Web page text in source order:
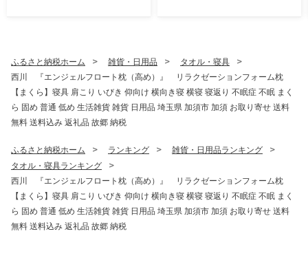
いちご ストロベリー 苺ジャ
ム いちご 好きのための いち
ご
ふるさと納税ホーム 雑貨・日用品
タオル・寝具
西川 『エンジェルフロート枕（高め）』 リラクゼーションフォーム枕
【まくら】寝具 肩こり いびき 仰向け 横向き寝 横寝 寝返り 不眠症 不眠 まく
ら 固め 普通 低め 生活雑貨 雑貨 日用品 埼玉県 加須市 加須 お取り寄せ 送料
無料 送料込み 返礼品 故郷 納税
ふるさと納税ホーム ランキング
雑貨・日用品ランキング
タオル・寝具ランキング
西川 『エンジェルフロート枕（高め）』 リラクゼーションフォーム枕
【まくら】寝具 肩こり いびき 仰向け 横向き寝 横寝 寝返り 不眠症 不眠 まく
ら 固め 普通 低め 生活雑貨 雑貨 日用品 埼玉県 加須市 加須 お取り寄せ 送料
無料 送料込み 返礼品 故郷 納税